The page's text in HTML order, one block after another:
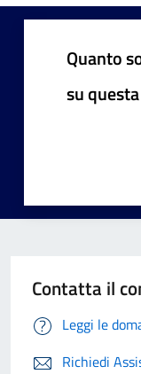
Quanto
su
Contatta il
Leggi le
Richiedi